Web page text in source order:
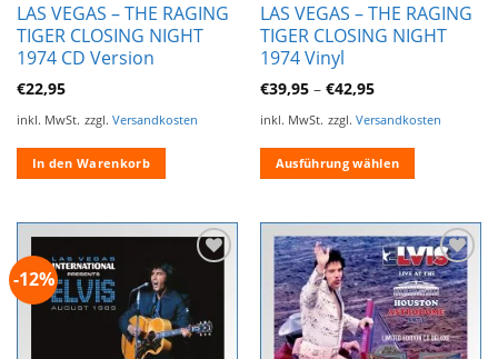
LAS VEGAS – THE RAGING
TIGER CLOSING NIGHT
1974 CD Version
€22,95
inkl. MwSt. zzgl. Versandkosten
In den Warenkorb
LAS VEGAS – THE RAGING
TIGER CLOSING NIGHT
1974 Vinyl
€39,95– €42,95
inkl. MwSt. zzgl. Versandkosten
Ausführung wählen
weist
mehrere
Varianten
auf.
Die
Optionen
-12%
Wunschliste
hinzufügen
Zur
Wunschliste
hinzufügen